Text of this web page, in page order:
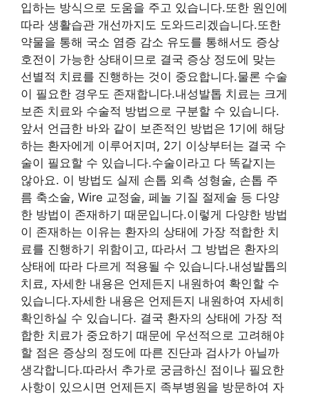
입하는 방식으로 도움을 주고 있습니다.또한 원인에
따라 생활습관 개선까지도 도와드리겠습니다.또한
약물을 통해 국소 염증 감소 유도를 통해서도 증상
호전이 가능한 상태이므로 결국 증상 정도에 맞는
선별적 치료를 진행하는 것이 중요합니다.물론 수술
이 필요한 경우도 존재합니다.내성발톱 치료는 크게
보존 치료와 수술적 방법으로 구분할 수 있습니다.
앞서 언급한 바와 같이 보존적인 방법은 1기에 해당
하는 환자에게 이루어지며, 2기 이상부터는 결국 수
술이 필요할 수 있습니다.수술이라고 다 똑같지는
않아요. 이 방법도 실제 손톱 외측 성형술, 손톱 주
름 축소술, Wire 교정술, 페놀 기질 절제술 등 다양
한 방법이 존재하기 때문입니다.이렇게 다양한 방법
이 존재하는 이유는 환자의 상태에 가장 적합한 치
료를 진행하기 위함이고, 따라서 그 방법은 환자의
상태에 따라 다르게 적용될 수 있습니다.내성발톱의
치료, 자세한 내용은 언제든지 내원하여 확인할 수
있습니다.자세한 내용은 언제든지 내원하여 자세히
확인하실 수 있습니다. 결국 환자의 상태에 가장 적
합한 치료가 중요하기 때문에 우선적으로 고려해야
할 점은 증상의 정도에 따른 진단과 검사가 아닐까
생각합니다.따라서 추가로 궁금하신 점이나 필요한
사항이 있으시면 언제든지 족부병원을 방문하여 자